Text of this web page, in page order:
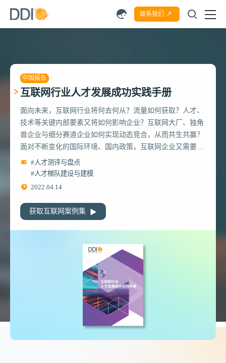
联系我们
中国报告
互联网行业人才发展成功实践手册
面向未来，互联网行业将何去何从？流量如何获取？人才、
技术等关键内部要素又将如何影响企业？互联网大厂、独角
兽企业与细分赛道企业如何实现动态竞合，从而共生共赢？
面对不断变化的国际环境、国内政策，互联网企业又需要如
何应对？而在这一系列的挑战背后，一个原生动力和核心问
题是：互联网企业的组织能力和人才力应该如何打造，才能
帮助企业在竞争中取胜？
#人才测评与盘点
#人才梯队建设与建模
2022.04.14
获取互联网案例集